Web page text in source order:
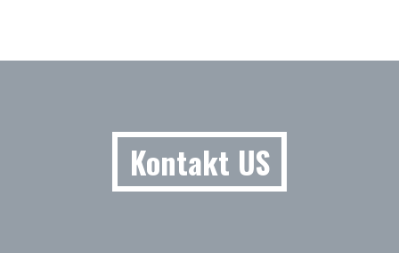
Kontakt US